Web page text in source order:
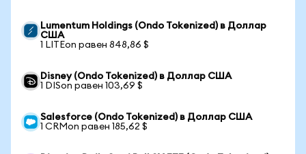
Lumentum Holdings (Ondo Tokenized) в Доллар
США
1 LITEon равен 848,86 $
Disney (Ondo Tokenized) в Доллар США
1 DISon равен 103,69 $
Salesforce (Ondo Tokenized) в Доллар США
1 CRMon равен 185,62 $